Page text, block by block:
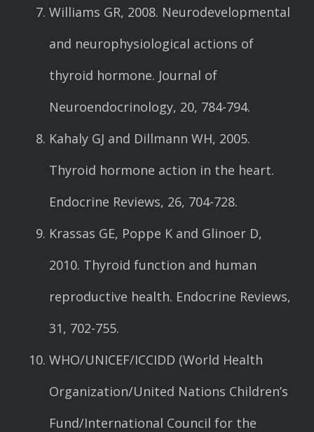
Williams GR, 2008. Neurodevelopmental
and neurophysiological actions of
thyroid hormone. Journal of
Neuroendocrinology, 20, 784-794.
Kahaly GJ and Dillmann WH, 2005.
Thyroid hormone action in the heart.
Endocrine Reviews, 26, 704-728.
Krassas GE, Poppe K and Glinoer D,
2010. Thyroid function and human
reproductive health. Endocrine Reviews,
31, 702-755.
WHO/UNICEF/ICCIDD (World Health
Organization/United Nations Children’s
Fund/International Council for the